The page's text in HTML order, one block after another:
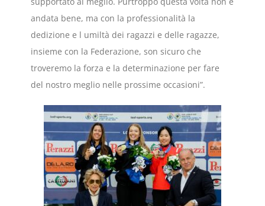
andata bene, ma con la professionalità la
dedizione e l umiltà dei ragazzi e delle ragazze,
insieme con la Federazione, son sicuro che
troveremo la forza e la determinazione per fare
del nostro meglio nelle prossime occasioni”.